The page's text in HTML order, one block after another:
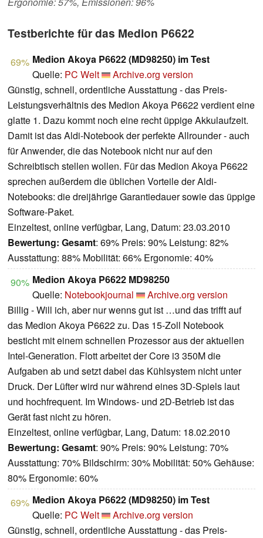
Testberichte für das Medion P6622
69% Medion Akoya P6622 (MD98250) im Test
Quelle: PC Welt
Archive.org version
Günstig, schnell, ordentliche Ausstattung - das Preis-
Leistungsverhältnis des Medion Akoya P6622 verdient eine
glatte 1. Dazu kommt noch eine recht üppige Akkulaufzeit.
Damit ist das Aldi-Notebook der perfekte Allrounder - auch
für Anwender, die das Notebook nicht nur auf den
Schreibtisch stellen wollen. Für das Medion Akoya P6622
sprechen außerdem die üblichen Vorteile der Aldi-
Notebooks: die dreijährige Garantiedauer sowie das üppige
Software-Paket.
Einzeltest, online verfügbar, Lang, Datum: 23.03.2010
Bewertung: Gesamt: 69% Preis: 90% Leistung: 82%
Ausstattung: 88% Mobilität: 66% Ergonomie: 40%
90% Medion Akoya P6622 MD98250
Quelle: Notebookjournal
Archive.org version
Billig - Will ich, aber nur wenns gut ist …und das trifft auf
das Medion Akoya P6622 zu. Das 15-Zoll Notebook
besticht mit einem schnellen Prozessor aus der aktuellen
Intel-Generation. Flott arbeitet der Core i3 350M die
Aufgaben ab und setzt dabei das Kühlsystem nicht unter
Druck. Der Lüfter wird nur während eines 3D-Spiels laut
und hochfrequent. Im Windows- und 2D-Betrieb ist das
Gerät fast nicht zu hören.
Einzeltest, online verfügbar, Lang, Datum: 18.02.2010
Bewertung: Gesamt: 90% Preis: 90% Leistung: 70%
Ausstattung: 70% Bildschirm: 30% Mobilität: 50% Gehäuse:
80% Ergonomie: 60%
69% Medion Akoya P6622 (MD98250) im Test
Quelle: PC Welt
Archive.org version
Günstig, schnell, ordentliche Ausstattung - das Preis-